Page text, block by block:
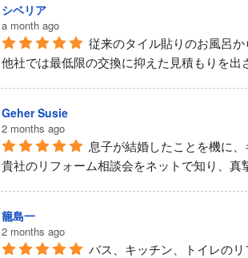
シベリア
a month ago
従来のタイル貼りのお風呂
他社では最低限の交換に抑えた見積もりを
Geher Susie
2 months ago
息子が結婚したことを機に
貴社のリフォーム相談会をネットで知り、真
籠島一
2 months ago
バス、キッチン、トイレの